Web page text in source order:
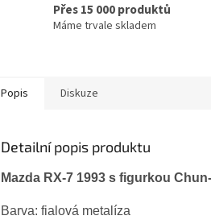
Přes 15 000 produktů
Máme trvale skladem
Popis Diskuze
Detailní popis produktu
Mazda RX-7 1993 s figurkou
Barva: fialová metalíza